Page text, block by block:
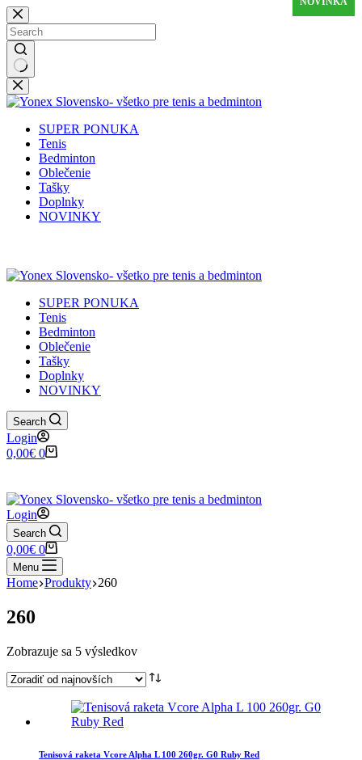
Skip
to
content
No
results
SUPER PONUKA
Tenis
Bedminton
Oblečenie
Tašky
Doplnky
NOVINKY
SUPER PONUKA
Tenis
Bedminton
Oblečenie
Tašky
Doplnky
NOVINKY
Search
Login
Shopping
0,00€ 0
Login
Search
Shopping
cart
0,00€ 0
Menu
Home Produkty 260
260
Zobrazuje sa 5 výsledkovZoradené
najnovších
Tenisová raketa Vcore Alpha L 100 260gr. G0 Ruby Red